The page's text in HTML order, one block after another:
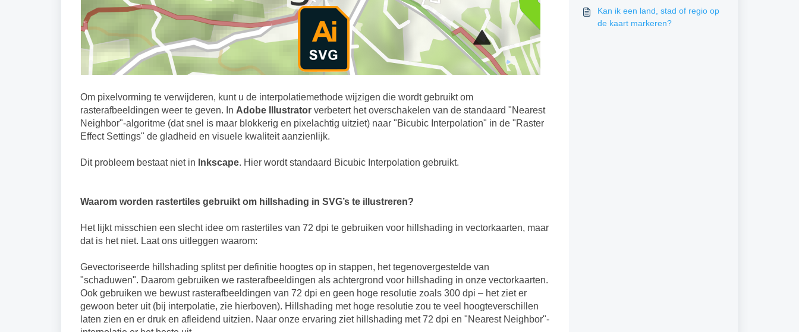
Om pixelvorming te verwijderen, kunt u de interpolatiemethode wijzigen die wordt gebruikt om
rasterafbeeldingen weer te geven. In Adobe Illustrator verbetert het overschakelen van de standaard "Nearest
Neighbor"-algoritme (dat snel is maar blokkerig en pixelachtig uitziet) naar "Bicubic Interpolation" in de "Raster
Effect Settings" de gladheid en visuele kwaliteit aanzienlijk.
Dit probleem bestaat niet in Inkscape. Hier wordt standaard Bicubic Interpolation gebruikt.
Waarom worden rastertiles gebruikt om hillshading in SVG’s te illustreren?
Het lijkt misschien een slecht idee om rastertiles van 72 dpi te gebruiken voor hillshading in vectorkaarten, maar
dat is het niet. Laat ons uitleggen waarom:
Gevectoriseerde hillshading splitst per definitie hoogtes op in stappen, het tegenovergestelde van
"schaduwen". Daarom gebruiken we rasterafbeeldingen als achtergrond voor hillshading in onze vectorkaarten.
Ook gebruiken we bewust rasterafbeeldingen van 72 dpi en geen hoge resolutie zoals 300 dpi – het ziet er
gewoon beter uit (bij interpolatie, zie hierboven). Hillshading met hoge resolutie zou te veel hoogteverschillen
laten zien en er druk en afleidend uitzien. Naar onze ervaring ziet hillshading met 72 dpi en "Nearest Neighbor"-
Kan ik een land, stad of regio op
de kaart markeren?